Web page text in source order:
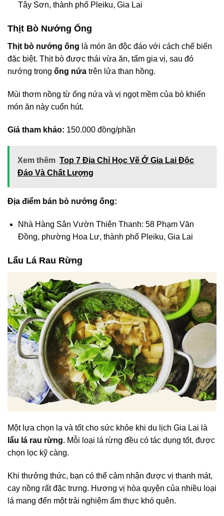
Tây Sơn, thành phố Pleiku, Gia Lai
Thịt Bò Nướng Ống
Thịt bò nướng ống là món ăn độc đáo với cách chế biến
đặc biệt. Thịt bò được thái vừa ăn, tẩm gia vị, sau đó
nướng trong ống nứa trên lửa than hồng.
Mùi thơm nồng từ ống nứa và vị ngọt mềm của bò khiến
món ăn này cuốn hút.
Giá tham khảo: 150.000 đồng/phần
Xem thêm Top 7 Địa Chỉ Học Vẽ Ở Gia Lai Độc
Đáo Và Chất Lượng
Địa điểm bán bò nướng ống:
Nhà Hàng Sân Vườn Thiên Thanh: 58 Phạm Văn
Đồng, phường Hoa Lư, thành phố Pleiku, Gia Lai
Lẩu Lá Rau Rừng
Một lựa chọn lạ và tốt cho sức khỏe khi du lịch Gia Lai là
lẩu lá rau rừng. Mỗi loại lá rừng đều có tác dụng tốt, được
chọn lọc kỹ càng.
Khi thưởng thức, bạn có thể cảm nhận được vị thanh mát,
cay nồng rất đặc trưng. Hương vị hòa quyện của nhiều loại
lá mang đến một trải nghiệm ẩm thực khó quên.